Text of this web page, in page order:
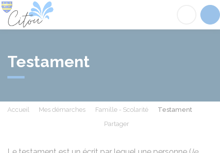
Testament
Accueil Mes démarches Famille - Scolarité
Testament
Partager